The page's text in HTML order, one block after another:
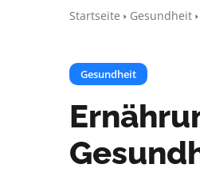
Startseite Gesundheit
Gesundheit